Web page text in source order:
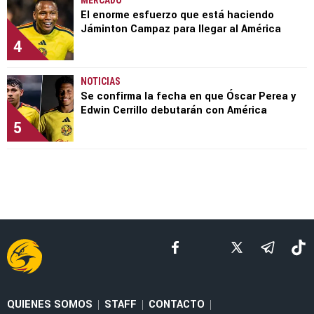
4
El enorme esfuerzo que está haciendo
Jáminton Campaz para llegar al América
5
NOTICIAS
Se confirma la fecha en que Óscar Perea y
Edwin Cerrillo debutarán con América
QUIENES SOMOS | STAFF | CONTACTO |